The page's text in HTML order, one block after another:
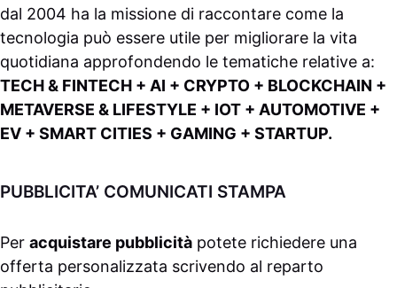
dal 2004 ha la missione di raccontare come la
tecnologia può essere utile per migliorare la vita
quotidiana approfondendo le tematiche relative a:
TECH & FINTECH + AI + CRYPTO + BLOCKCHAIN +
METAVERSE & LIFESTYLE + IOT + AUTOMOTIVE +
EV + SMART CITIES + GAMING + STARTUP.
PUBBLICITA’ COMUNICATI STAMPA
Per acquistare pubblicità potete richiedere una
offerta personalizzata scrivendo al reparto